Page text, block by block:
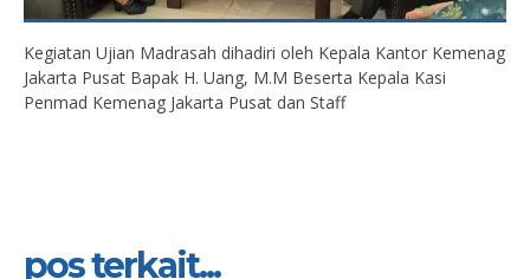
Kegiatan Ujian Madrasah dihadiri oleh Kepala Kantor Kemenag
Jakarta Pusat Bapak H. Uang, M.M Beserta Kepala Kasi
Penmad Kemenag Jakarta Pusat dan Staff
pos terkait...